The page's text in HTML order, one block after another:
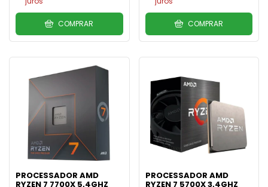
COMPRAR COMPRAR
PROCESSADOR AMD
RYZEN 7 7700X 5,4GHZ
PROCESSADOR AMD
RYZEN 7 5700X 3,4GHZ